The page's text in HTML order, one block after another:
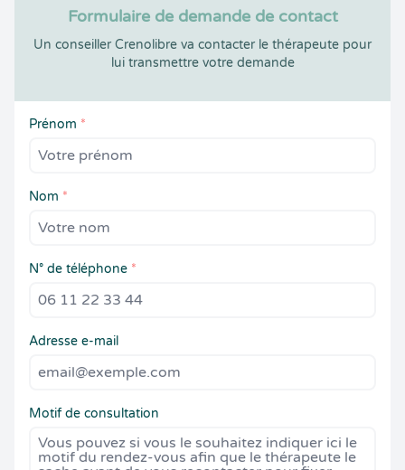
Formulaire de demande de contact
Un conseiller Crenolibre va contacter le thérapeute pour
lui transmettre votre demande
Prénom *
Nom *
N° de téléphone *
Adresse e-mail
Motif de consultation